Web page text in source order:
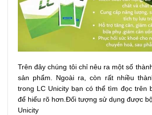
Trên đây chúng tôi chỉ nêu ra một số
sản phẩm. Ngoài ra, còn rất nhiều
trong LC Unicity bạn có thể tìm đọc trên
để hiểu rõ hơn.Đối tượng sử dụng được
Unicity